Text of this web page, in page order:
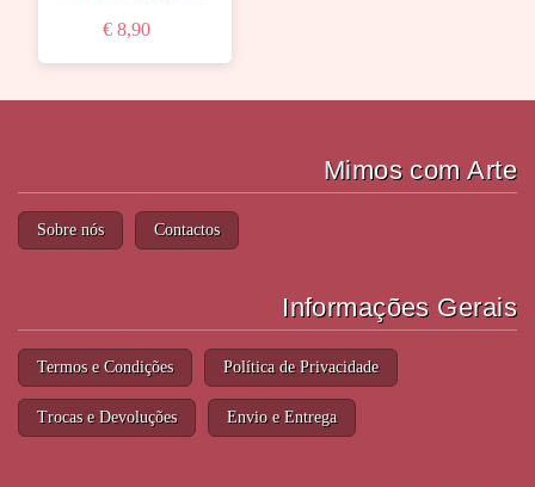
€ 8,90
Mimos com Arte
Sobre nós Contactos
Informações Gerais
Termos e Condições Política de Privacidade
Trocas e Devoluções Envio e Entrega